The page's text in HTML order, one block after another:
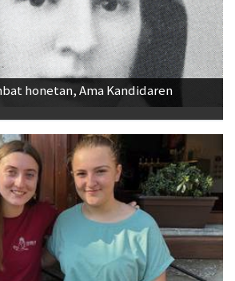
honetan, Ama Kandidaren